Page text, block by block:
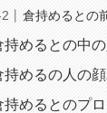
倉持めるとの
持めるとの中
持めるの人の
持めるとのプ